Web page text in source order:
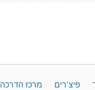
פיצ'רים מרכז הדרכה